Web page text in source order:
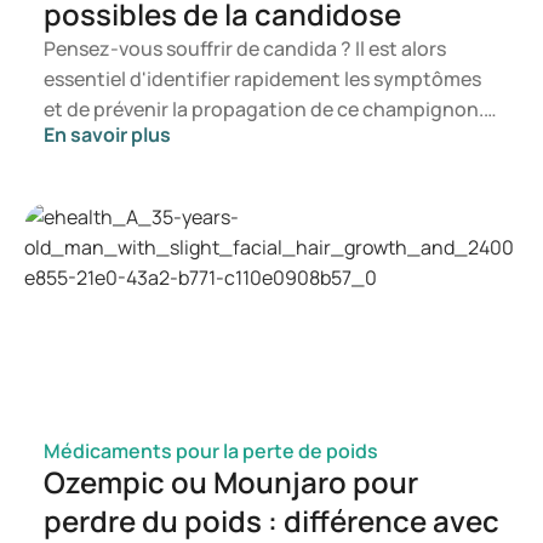
ziekte en gezondheid.
https://www.thuisarts.nl/
possibles de la candidose
Pensez-vous souffrir de candida ? Il est alors
essentiel d'identifier rapidement les symptômes
et de prévenir la propagation de ce champignon.
Dans cet article, vous découvrirez ce qu'est le
développement d'une infection à candida. Vous
saurez ainsi à quel moment il est pertinent de
consulter un professionnel de santé.
En savoir plus
Médicaments pour la perte de poids
Ozempic ou Mounjaro pour
perdre du poids : différence avec